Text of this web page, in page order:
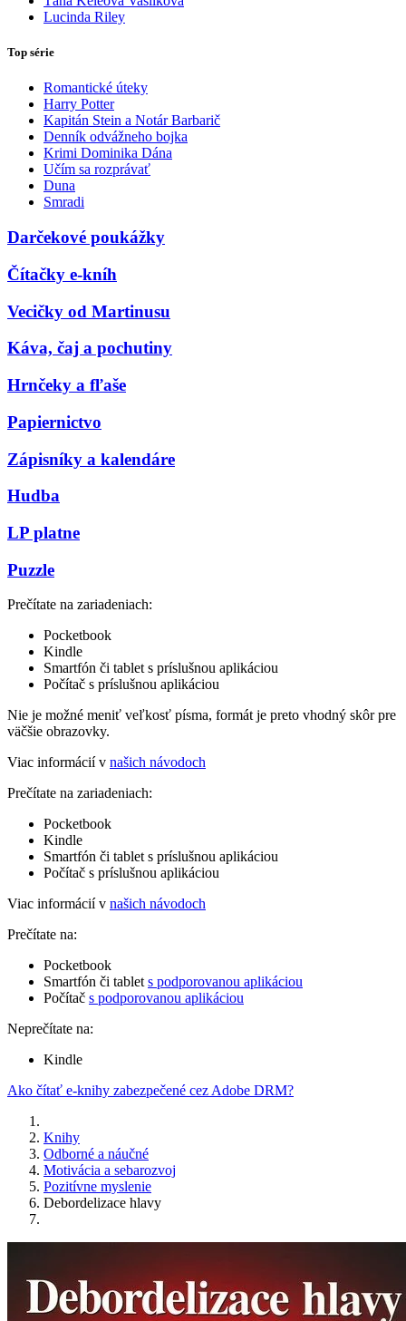
Lucinda Riley
Top série
Romantické úteky
Harry Potter
Kapitán Stein a Notár Barbarič
Denník odvážneho bojka
Krimi Dominika Dána
Učím sa rozprávať
Duna
Smradi
Darčekové poukážky
Čítačky e-kníh
Vecičky od Martinusu
Káva, čaj a pochutiny
Hrnčeky a fľaše
Papiernictvo
Zápisníky a kalendáre
Hudba
LP platne
Puzzle
Prečítate na zariadeniach:
Pocketbook
Kindle
Smartfón či tablet s príslušnou aplikáciou
Počítač s príslušnou aplikáciou
Nie je možné meniť veľkosť písma, formát je preto vhodný skôr pre
väčšie obrazovky.
Viac informácií v našich návodoch
Prečítate na zariadeniach:
Pocketbook
Kindle
Smartfón či tablet s príslušnou aplikáciou
Počítač s príslušnou aplikáciou
Viac informácií v našich návodoch
Prečítate na:
Pocketbook
Smartfón či tablet s podporovanou aplikáciou
Počítač s podporovanou aplikáciou
Neprečítate na:
Kindle
Ako čítať e-knihy zabezpečené cez Adobe DRM?
Knihy
Odborné a náučné
Motivácia a sebarozvoj
Pozitívne myslenie
Debordelizace hlavy